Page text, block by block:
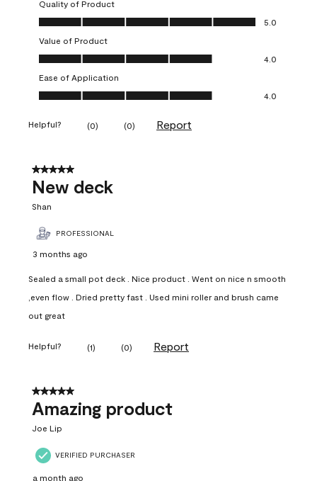
Quality of Product
Quality of Product, 5.0 out of 5
5.0
Value of Product
Value of Product, 4.0 out of 5
4.0
Ease of Application
Ease of Application, 4.0 out of 5
4.0
Helpful? (0) (0) Report
5 out of 5 stars.
New deck
Shan
PROFESSIONAL
3 months ago
Sealed a small pot deck . Nice product . Went on nice n smooth
,even flow . Dried pretty fast . Used mini roller and brush came
out great
Helpful? (1) (0) Report
5 out of 5 stars.
Amazing product
Joe Lip
VERIFIED PURCHASER
a month ago